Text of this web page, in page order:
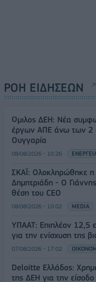
ΡΟΗ ΕΙΔΗΣΕΩΝ
Όμιλος ΔΕΗ: Νέα
έργων ΑΠΕ άνω των 2
Ουγγαρία
08/08/2026 - 10:26
ΣΚΑΪ: Ολοκληρώθηκε η
Δημητριάδη - Ο
θέση του CEO
08/08/2026 - 10:02 MEDIA
ΥΠΑΑΤ: Επιπλέον 12,5
για την ενίσχυση της
07/08/2026 - 17:02
Deloitte Ελλάδος:
της ΔΕΗ για την